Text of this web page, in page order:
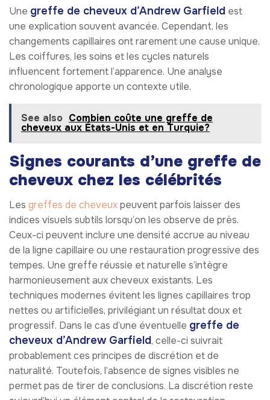
Une greffe de cheveux d’Andrew Garfield est
une explication souvent avancée. Cependant, les
changements capillaires ont rarement une cause unique.
Les coiffures, les soins et les cycles naturels
influencent fortement l’apparence. Une analyse
chronologique apporte un contexte utile.
See also Combien coûte une greffe de
cheveux aux États-Unis et en Turquie?
Signes courants d’une greffe de
cheveux chez les célébrités
Les greffes de cheveuxpeuvent parfois laisser des
indices visuels subtils lorsqu’on les observe de près.
Ceux-ci peuvent inclure une densité accrue au niveau
de la ligne capillaire ou une restauration progressive des
tempes. Une greffe réussie et naturelle s’intègre
harmonieusement aux cheveux existants. Les
techniques modernes évitent les lignes capillaires trop
nettes ou artificielles, privilégiant un résultat doux et
progressif. Dans le cas d’une éventuelle greffe de
cheveux d’Andrew Garfield, celle-ci suivrait
probablement ces principes de discrétion et de
naturalité. Toutefois, l’absence de signes visibles ne
permet pas de tirer de conclusions. La discrétion reste